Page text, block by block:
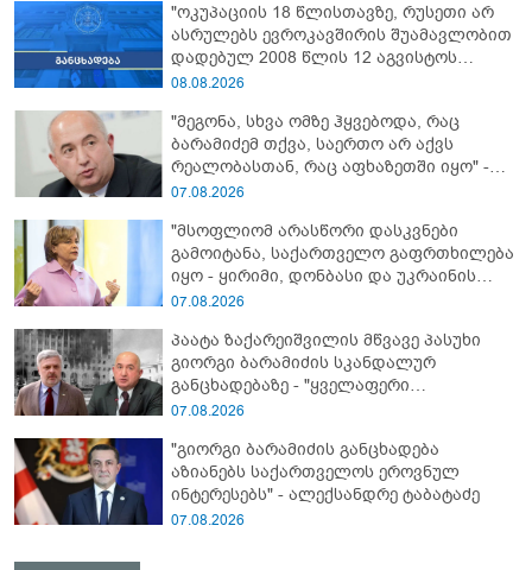
"ოკუპაციის 18 წლისთავზე, რუსეთი არ
ასრულებს ევროკავშირის შუამავლობით
დადებულ 2008 წლის 12 აგვისტოს
ცეცხლის შეწყვეტის შეთანხმებას - მეტიც,
კონტროლს ოკუპირებულ რეგიონებში"
08.08.2026
"მეგონა, სხვა ომზე ჰყვებოდა, რაც
ბარამიძემ თქვა, საერთო არ აქვს
რეალობასთან, რაც აფხაზეთში იყო" -
პაატა ზაქარეიშვილის შეფასება
07.08.2026
"მსოფლიომ არასწორი დასკვნები
გამოიტანა, საქართველო გაფრთხილება
იყო - ყირიმი, დონბასი და უკრაინის
წინააღმდეგ სრულმასშტაბიანი ომი
მოყვა" - რასა იუკნევიჩიენე
07.08.2026
პაატა ზაქარეიშვილის მწვავე პასუხი
გიორგი ბარამიძის სკანდალურ
განცხადებაზე - "ყველაფერი
დეტალურად ვიცი... კამანში მოკლული
ბარამიძე კი ტყუის"
07.08.2026
"გიორგი ბარამიძის განცხადება
აზიანებს საქართველოს ეროვნულ
ინტერესებს" - ალექსანდრე ტაბატაძე
07.08.2026